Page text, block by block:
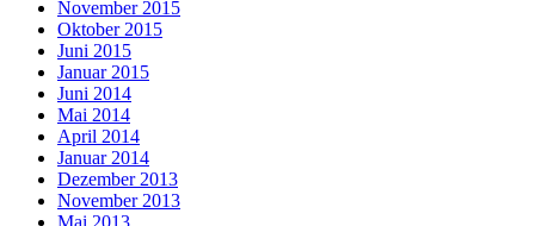
November 2015
Oktober 2015
Juni 2015
Januar 2015
Juni 2014
Mai 2014
April 2014
Januar 2014
Dezember 2013
November 2013